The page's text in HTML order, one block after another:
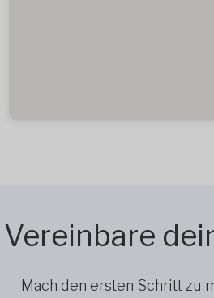
Vereinbare
Mach den ersten Schritt zu